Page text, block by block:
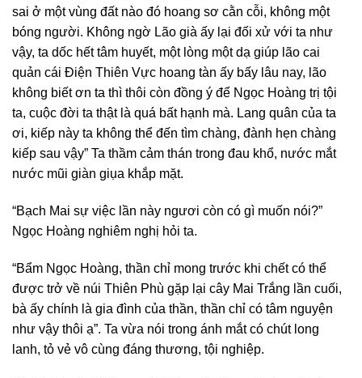
sai ở một vùng đất nào đó hoang sơ cằn cỗi, không một
bóng người. Không ngờ Lão già ấy lại đối xử với ta như
vậy, ta dốc hết tâm huyết, một lòng một dạ giúp lão cai
quản cái Điện Thiên Vực hoang tàn ấy bấy lâu nay, lão
không biết ơn ta thì thôi còn đồng ý để Ngọc Hoàng trị tội
ta, cuộc đời ta thật là quá bất hạnh mà. Lang quân của ta
ơi, kiếp này ta không thể đến tìm chàng, đành hẹn chàng
kiếp sau vậy” Ta thầm cảm thán trong đau khổ, nước mắt
nước mũi giàn giụa khắp mặt.
“Bạch Mai sự việc lần này ngươi còn có gì muốn nói?”
Ngọc Hoàng nghiêm nghị hỏi ta.
“Bẩm Ngọc Hoàng, thần chỉ mong trước khi chết có thể
được trở về núi Thiên Phù gặp lại cây Mai Trắng lần cuối,
bà ấy chính là gia đình của thần, thần chỉ có tâm nguyện
như vậy thôi ạ”. Ta vừa nói trong ánh mắt có chút long
lanh, tỏ vẻ vô cùng đáng thương, tội nghiệp.